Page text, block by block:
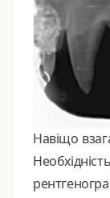
Навіщо